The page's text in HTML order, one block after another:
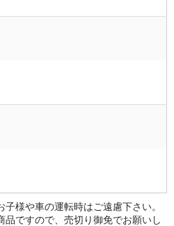
様や車の運転時はご遠慮下さい。
ですので、売切り御免でお願いし